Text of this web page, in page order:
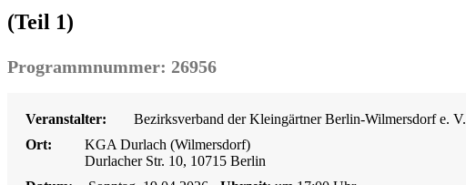
(Teil 1)
Programmnummer: 26956
Veranstalter:
Bezirksverband der Kleingärtner Berlin-Wilmersdorf e. V.
Ort:
KGA Durlach (Wilmersdorf)
Durlacher Str. 10, 10715 Berlin